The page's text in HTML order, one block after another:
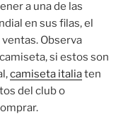
a una de las
en sus filas, el
Observa
si estos son
camiseta italiaten
del club o